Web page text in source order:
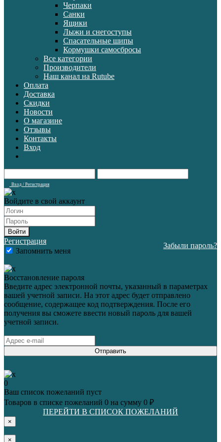
Черпаки
Санки
Ящики
Лыжи и снегоступы
Спасательные шипы
Кормушки самосбросы
Все категории
Производители
Наш канал на Rutube
Оплата
Доставка
Скидки
Новости
О магазине
Отзывы
Контакты
Вход
Вход / Регистрация
Войдите в свой аккаунт
Войти
Регистрация
Запомнить меня
Забыли пароль?
Восстановление пароля
Введите адрес электронной почты, указанный в параметрах
вашей учетной записи. На этот адрес будет отправлено
сообщение, содержащее код подтверждения. После его
получения вы сможете ввести новый пароль для вашей
учетной записи.
Отправить
0
Ваш список пожеланий пуст
Товаров в списке пожеланий 0 на сумму 0 ₽
ПЕРЕЙТИ В СПИСОК ПОЖЕЛАНИЙ
×
×